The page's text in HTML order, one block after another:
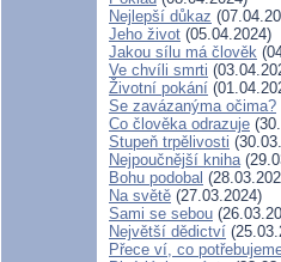
Nejlepší důkaz
Jeho život (05.04.2024)
Jakou sílu má člověk
Ve chvíli smrti
Životní pokání
Se zavázanýma očima?
Co člověka odrazuje
Stupeň trpělivosti
Nejpoučnější kniha
Bohu podobal
Na světě (27.03.2024)
Sami se sebou
Největší dědictví
Přece ví, co